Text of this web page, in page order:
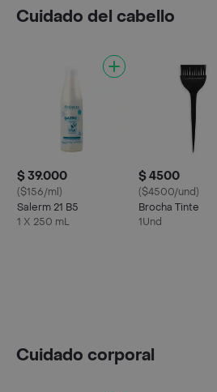
Cuidado del cabello
$ 39.000
($156/ml)
Salerm 21 B5
1 X 250 mL
$ 4500
($4500/und)
Brocha Tinte
1Und
Cuidado corporal